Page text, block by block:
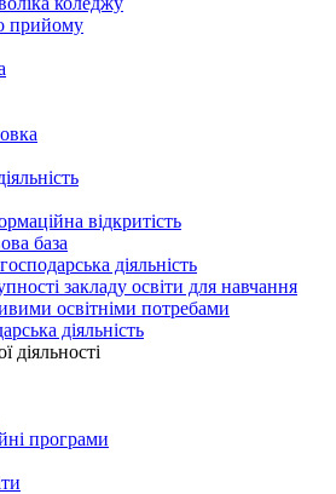
прийому
відкритість
база
діяльність
закладу освіти для навчання
освітніми потребами
діяльність
діяльності
програми